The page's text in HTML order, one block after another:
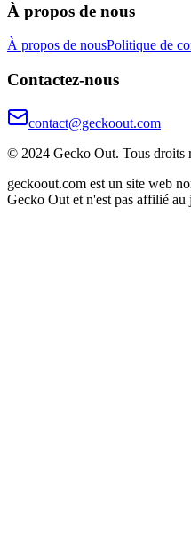
À propos de nous
À propos de nousPolitique de
Contactez-nous
contact@geckoout.com
© 2024 Gecko Out. Tous droits
geckoout.com est un site web
Gecko Out et n'est pas affilié